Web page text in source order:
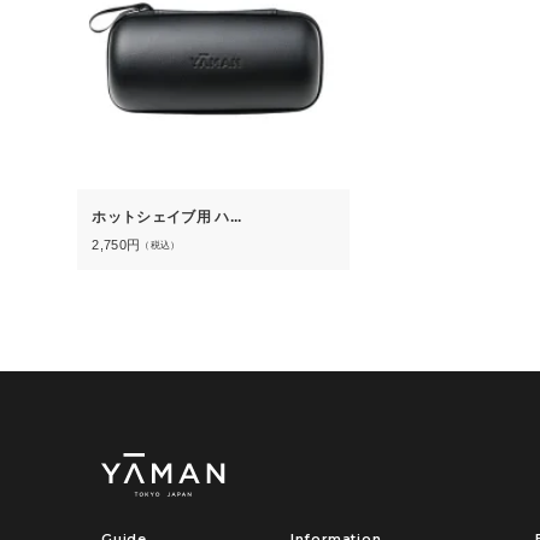
ホットシェイブ用 ハ...
2,750円 （税込）